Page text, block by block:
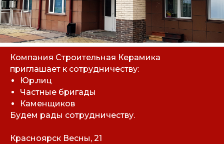
Компания Строительная Керамика
приглашает к сотрудничеству:
Юр.лиц
Частные бригады
Каменщиков
Будем рады сотрудничеству.
Красноярск Весны, 21